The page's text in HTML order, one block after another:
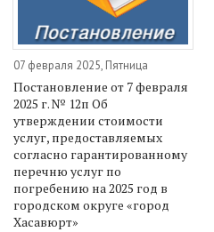
07 февраля 2025, Пятница
Постановление от 7 февраля
2025 г. № 12п Об
утверждении стоимости
услуг, предоставляемых
согласно гарантированному
перечню услуг по
погребению на 2025 год в
городском округе «город
Хасавюрт»